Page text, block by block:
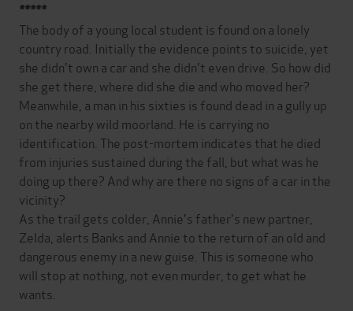
*****
The body of a young local student is found on a lonely
country road. Initially the evidence points to suicide, yet
she didn't own a car and she didn't even drive. So how did
she get there, where did she die and who moved her?
Meanwhile, a man in his sixties is found dead in a gully up
on the nearby wild moorland. He is carrying no
identification. The post-mortem indicates that he died
from injuries sustained during the fall, but what was he
doing up there? And why are there no signs of a car in the
vicinity?
As the trail gets colder, Annie's father's new partner,
Zelda, alerts Banks and Annie to the return of an old and
dangerous enemy in a new guise. This is someone who
will stop at nothing, not even murder, to get what he
wants.